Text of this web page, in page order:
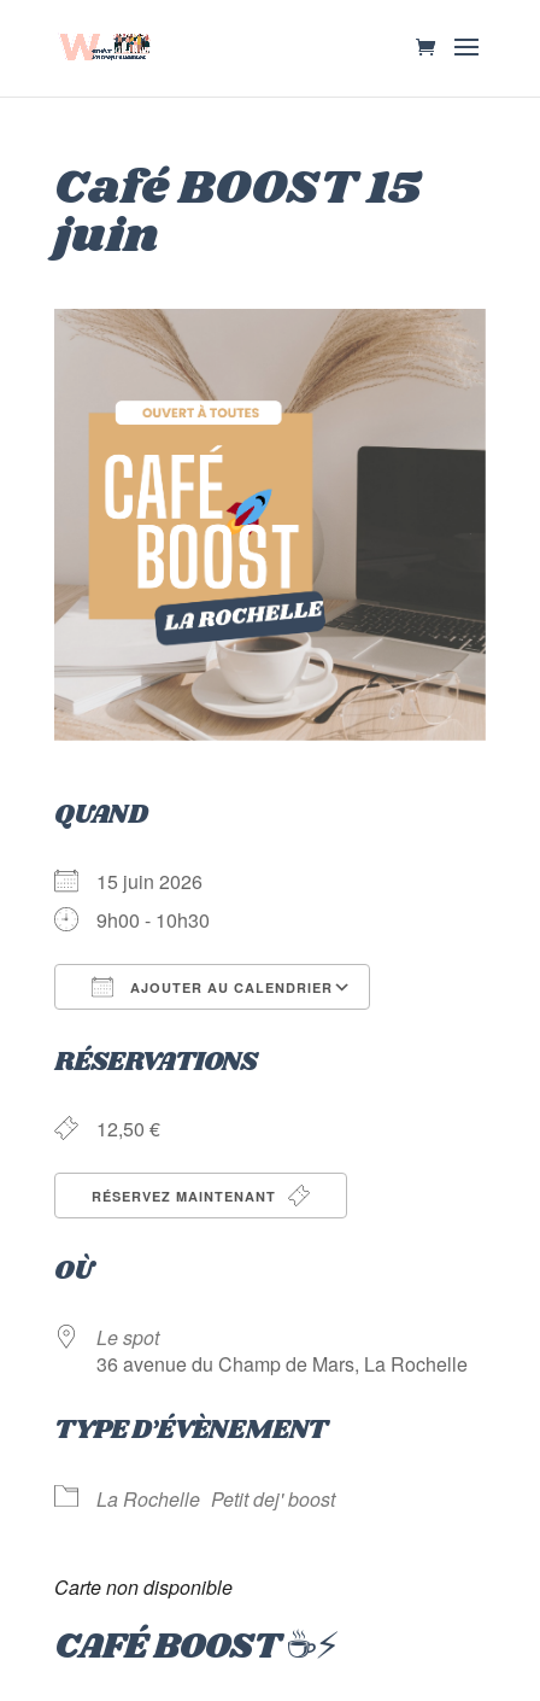
Café BOOST 15
juin
QUAND
15 juin 2026
9h00 - 10h30
AJOUTER AU CALENDRIER
RÉSERVATIONS
12,50 €
RÉSERVEZ MAINTENANT
OÙ
Le spot
36 avenue du Champ de Mars, La Rochelle
TYPE D’ÉVÈNEMENT
La Rochelle Petit dej' boost
Carte non disponible
CAFÉ BOOST ☕️⚡️